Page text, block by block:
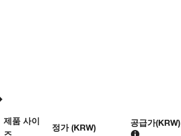
제품 사이
즈
정가 (KRW) 공급가(KRW)